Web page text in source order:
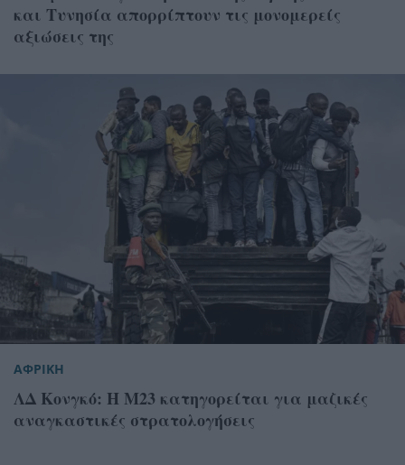
και Τυνησία απορρίπτουν τις μονομερείς
αξιώσεις της
ΑΦΡΙΚΗ
ΛΔ Κονγκό: Η Μ23 κατηγορείται για μαζικές
αναγκαστικές στρατολογήσεις